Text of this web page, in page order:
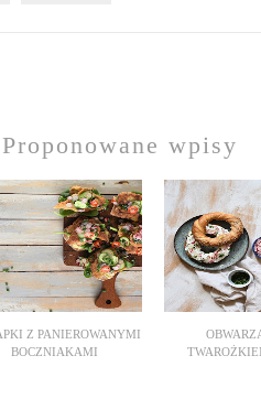
Proponowane wpisy
Z PANIEROWANYMI
BOCZNIAKAMI